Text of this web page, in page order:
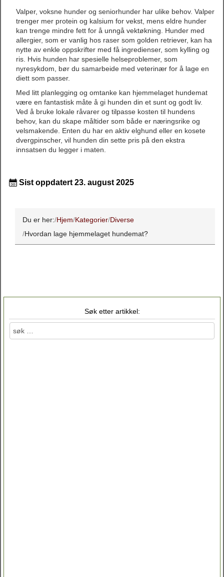
Valper, voksne hunder og seniorhunder har ulike behov. Valper
trenger mer protein og kalsium for vekst, mens eldre hunder
kan trenge mindre fett for å unngå vektøkning. Hunder med
allergier, som er vanlig hos raser som golden retriever, kan ha
nytte av enkle oppskrifter med få ingredienser, som kylling og
ris. Hvis hunden har spesielle helseproblemer, som
nyresykdom, bør du samarbeide med veterinær for å lage en
diett som passer.
Med litt planlegging og omtanke kan hjemmelaget hundemat
være en fantastisk måte å gi hunden din et sunt og godt liv.
Ved å bruke lokale råvarer og tilpasse kosten til hundens
behov, kan du skape måltider som både er næringsrike og
velsmakende. Enten du har en aktiv elghund eller en kosete
dvergpinscher, vil hunden din sette pris på den ekstra
innsatsen du legger i maten.
Sist oppdatert 23. august 2025
Du er her: Hjem Kategorier Diverse
Hvordan lage hjemmelaget hundemat?
Søk etter artikkel: